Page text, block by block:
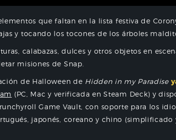
que faltan en la lista festiva de
y tocando los tocones de los árboles
calabazas, dulces y otros objetos en
misiones de Snap.
de Halloween de Hidden in my Paradise
(PC, Mac y verificada en Steam Deck) y
Game Vault, con soporte para los
japonés, coreano y chino (simplificado